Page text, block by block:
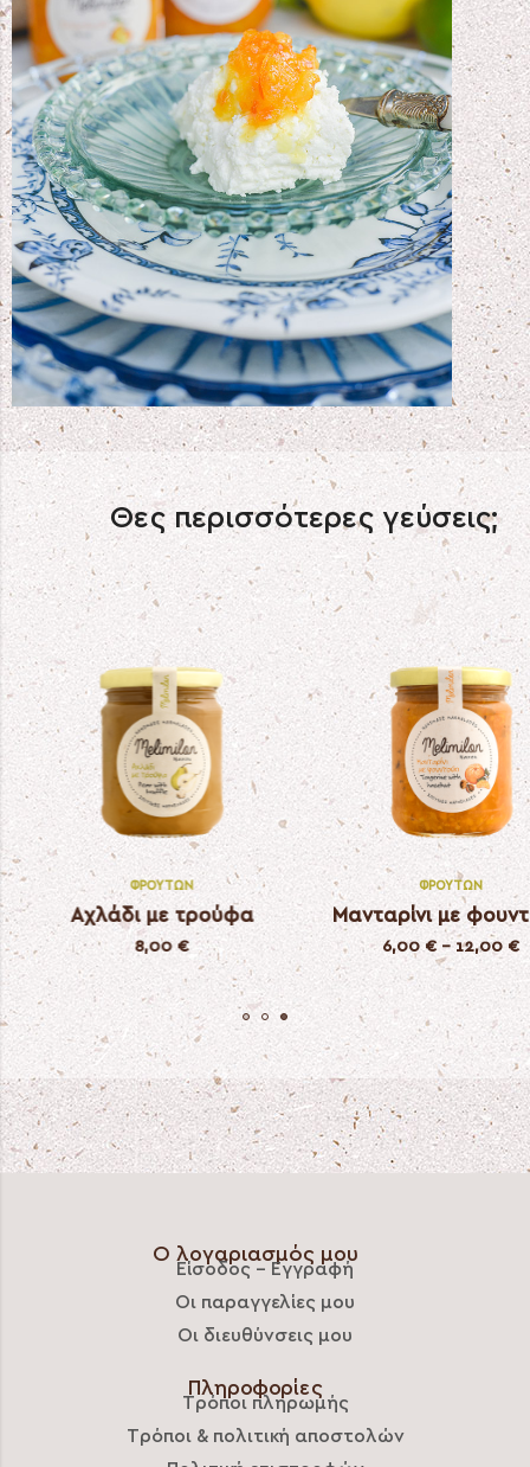
Θες περισσότερες γεύσεις;
ΦΡΟΎΤΩΝ
Μήλο με βανίλια
6,00 € 12,00 €
ΦΡΟΎΤΩΝ
Λωτός με βανίλια
6,00 €–12,00€
Ο λογαριασμός μου
Είσοδος – Εγγραφή
Οι παραγγελίες μου
Οι διευθύνσεις μου
Πληροφορίες
Τρόποι πληρωμής
Τρόποι & πολιτική αποστολών